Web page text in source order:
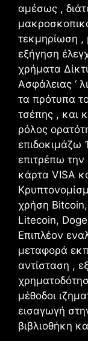
αμέσως ,
τεκμηρίωση ,
εξήγηση
χρήματα
Ασφάλειας ‘
τα πρότυπα
τσέπης , και
ρόλος
επιδοκιμάζω
επιτρέπω την
κάρτα VISA
χρήση
Litecoin,
Επιπλέον
μεταφορά
αντίσταση ,
μέθοδοι
εισαγωγή
βιβλιοθήκη